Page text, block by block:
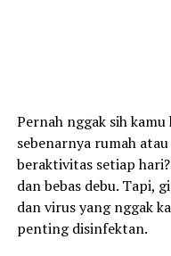
Pernah nggak sih
sebenarnya rumah
beraktivitas setiap
dan bebas debu. Tapi,
dan virus yang nggak
penting disinfektan.